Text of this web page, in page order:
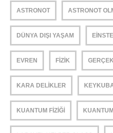
ASTRONOT ASTRONOT
DÜNYA DIŞI YAŞAM
EVREN FIZIK
KARA DELIKLER
KUANTUM FIZIĞI